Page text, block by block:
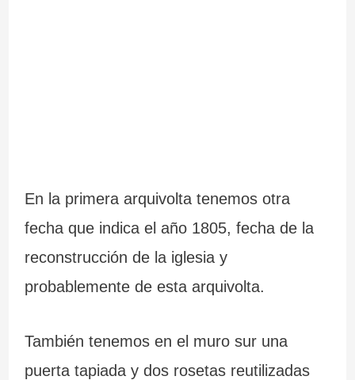
En la primera arquivolta tenemos otra
fecha que indica el año 1805, fecha de la
reconstrucción de la iglesia y
probablemente de esta arquivolta.
También tenemos en el muro sur una
puerta tapiada y dos rosetas reutilizadas